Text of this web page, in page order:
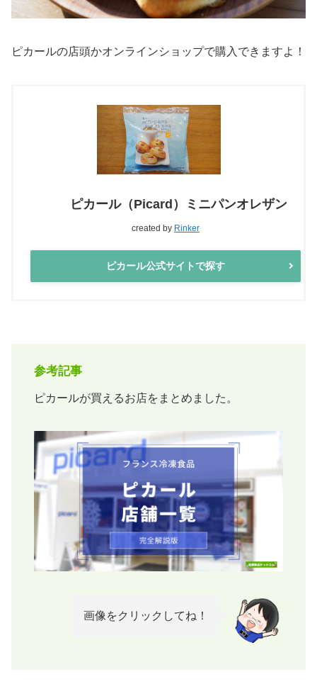
ピカールの店頭かオンラインショップで購入できますよ！
ピカール（Picard）ミニパンオレザン
created by Rinker
ピカール公式サイトで探す
参考記事
ピカールが買えるお店をまとめました。
画像をクリックしてね！